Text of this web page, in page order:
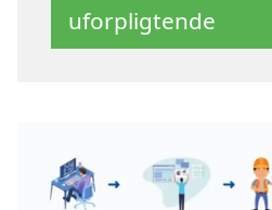
uforpligtende